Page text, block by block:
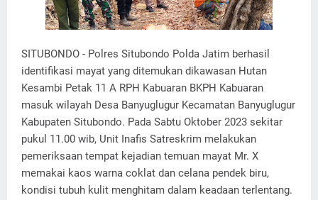
SITUBONDO - Polres Situbondo Polda Jatim berhasil
identifikasi mayat yang ditemukan dikawasan Hutan
Kesambi Petak 11 A RPH Kabuaran BKPH Kabuaran
masuk wilayah Desa Banyuglugur Kecamatan Banyuglugur
Kabupaten Situbondo. Pada Sabtu Oktober 2023 sekitar
pukul 11.00 wib, Unit Inafis Satreskrim melakukan
pemeriksaan tempat kejadian temuan mayat Mr. X
memakai kaos warna coklat dan celana pendek biru,
kondisi tubuh kulit menghitam dalam keadaan terlentang.